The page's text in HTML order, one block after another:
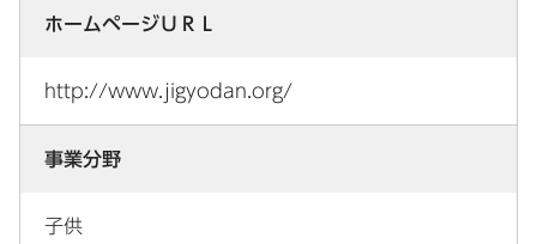
ホームページＵＲＬ
http://www.jigyodan.org/
事業分野
子供